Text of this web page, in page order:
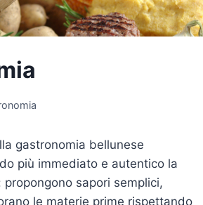
gastronomia bellunese
più immediato e autentico la
sapori semplici,
le materie prime rispettando